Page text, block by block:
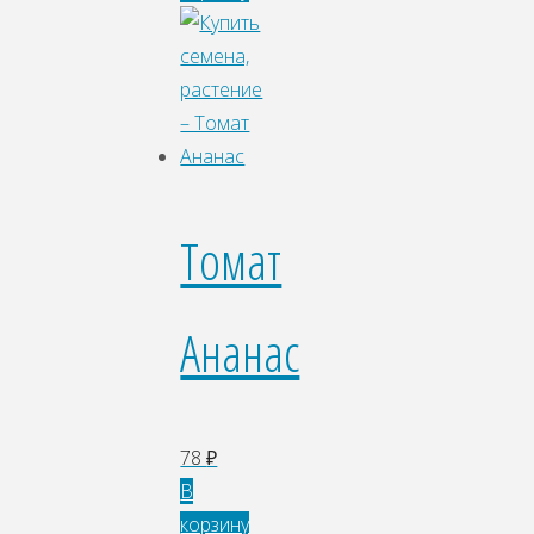
Томат
Ананас
78₽
В
корзину